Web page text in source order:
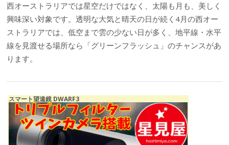
西オーストラリアでは星空だけではなく、太陽も月も、美しく
興味深い対象です。透明な大気と晴天の日が続く4月の西オー
ストラリアでは、低空まで雲の少ない日が多く、地平線・水平
線を見渡せる場所なら「グリーンフラッシュ」のチャンスがあ
ります。
スマート望遠鏡 DWARF3